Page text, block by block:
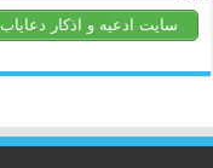
سایت ادعیه و اذکار دعایاب